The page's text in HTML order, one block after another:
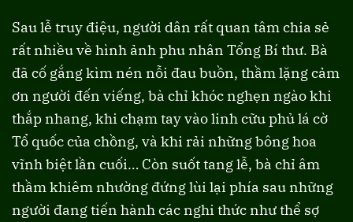
Sau lễ truy điệu, người dân rất quan tâm chia sẻ
rất nhiều về hình ảnh phu nhân Tổng Bí thư. Bà
đã cố gắng kìm nén nỗi đau buồn, thầm lặng cảm
ơn người đến viếng, bà chỉ khóc nghẹn ngào khi
thắp nhang, khi chạm tay vào linh cữu phủ lá cờ
Tổ quốc của chồng, và khi rải những bông hoa
vĩnh biệt lần cuối… Còn suốt tang lễ, bà chỉ âm
thầm khiêm nhường đứng lùi lại phía sau những
người đang tiến hành các nghi thức như thể sợ